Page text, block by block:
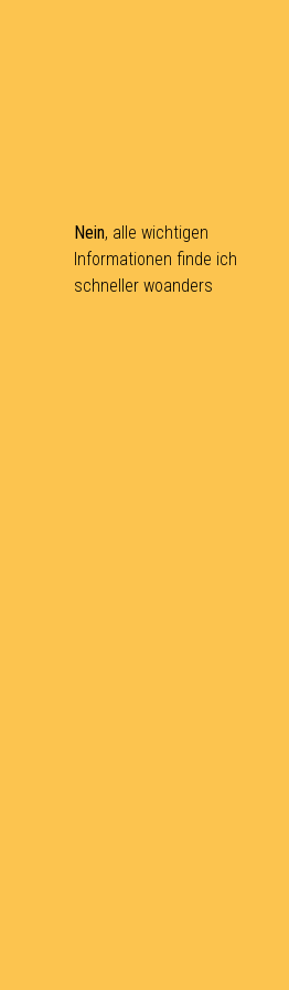
Nein, alle wichtigen
Informationen finde ich
schneller woanders